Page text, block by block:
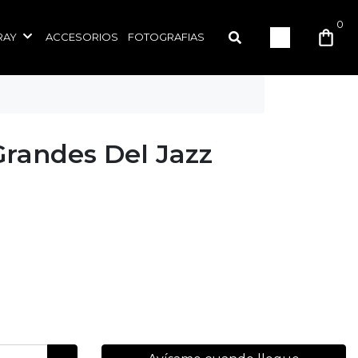
ACCESORIOS FOTOGRAFIAS
0
Del Jazz